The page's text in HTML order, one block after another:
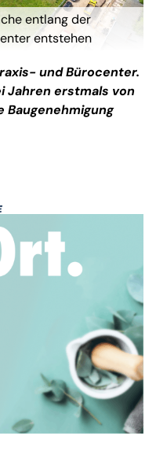
entlang der
entstehen
und Bürocenter.
Jahren erstmals von
Baugenehmigung